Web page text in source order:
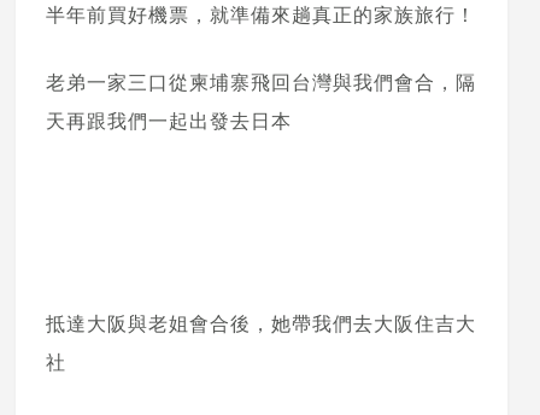
半年前買好機票，就準備來趟真正的家族旅行！
老弟一家三口從柬埔寨飛回台灣與我們會合，隔
天再跟我們一起出發去日本
抵達大阪與老姐會合後，她帶我們去大阪住吉大
社